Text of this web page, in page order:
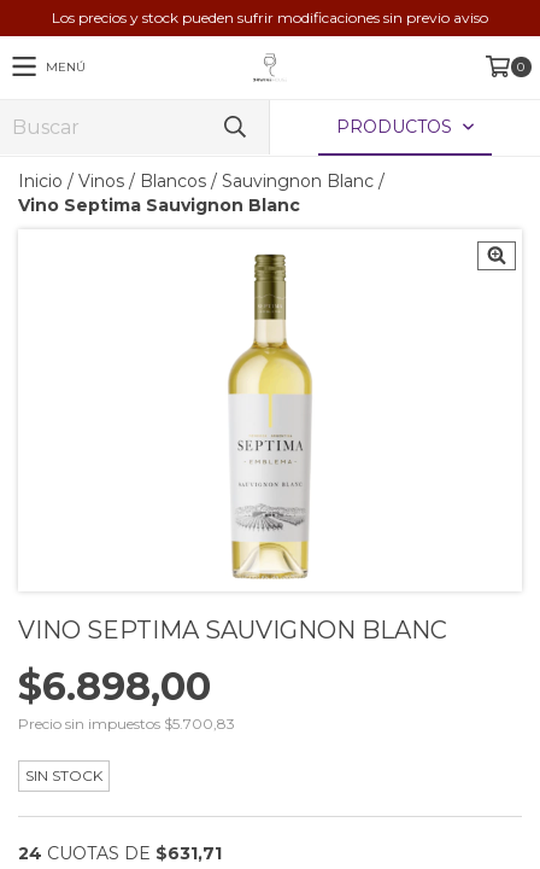
Los precios y stock pueden sufrir modificaciones sin previo aviso
MENÚ 0
PRODUCTOS
Inicio / Vinos / Blancos / Sauvingnon Blanc /
Vino Septima Sauvignon Blanc
VINO SEPTIMA SAUVIGNON BLANC
$6.898,00
Precio sin impuestos $5.700,83
SIN STOCK
24 CUOTAS DE $631,71